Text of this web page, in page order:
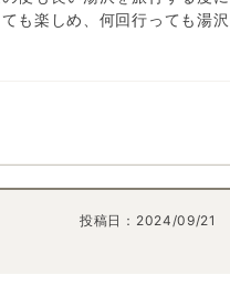
も楽しめ、何回行っても湯沢
投稿日： 2024/09/21